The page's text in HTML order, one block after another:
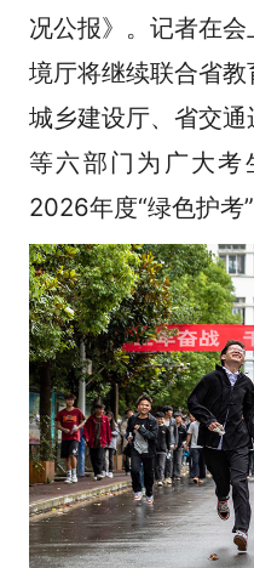
况公报》。记者在
境厅将继续联合省
城乡建设厅、省交
等六部门为广大考
2026年度“绿色护考”